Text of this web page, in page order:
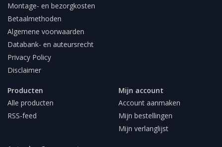
Montage- en bezorgkosten
Betaalmethoden
Algemene voorwaarden
Databank- en auteursrecht
Privacy Policy
Disclaimer
Producten
Alle producten
RSS-feed
Mijn account
Account aanmaken
Mijn bestellingen
Mijn verlanglijst